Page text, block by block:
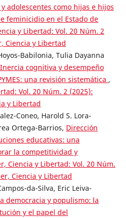
adolescentes como hijas e hijos
feminicidio en el Estado de
y Libertad: Vol. 20 Núm. 2
Ciencia y Libertad
Babilonia, Tulia Dayanna
Inercia cognitiva y desempeño
una revisión sistemática ,
Vol. 20 Núm. 2 (2025):
y Libertad
Coneo, Harold S. Lora-
Ortega-Barrios, Dirección
educativas: una
la competitividad y
Ciencia y Libertad: Vol. 20 Núm.
Ciencia y Libertad
da-Silva, Eric Leiva-
democracia y populismo: la
y el papel del